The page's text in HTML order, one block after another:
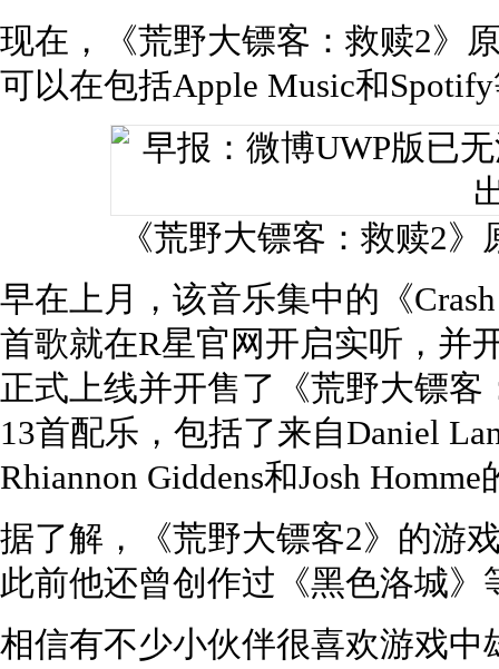
现在，《荒野大镖客：救赎2》
可以在包括Apple Music和
《荒野大镖客：救赎2
早在上月，该音乐集中的《
首歌就在R星官网开启实听，并
正式上线并开售了《荒野大镖
13首配乐，包括了来自Daniel
Rhiannon Giddens和Josh
据了解，《荒野大镖客2》的游
此前他还曾创作过《黑色洛城》
相信有不少小伙伴很喜欢游戏